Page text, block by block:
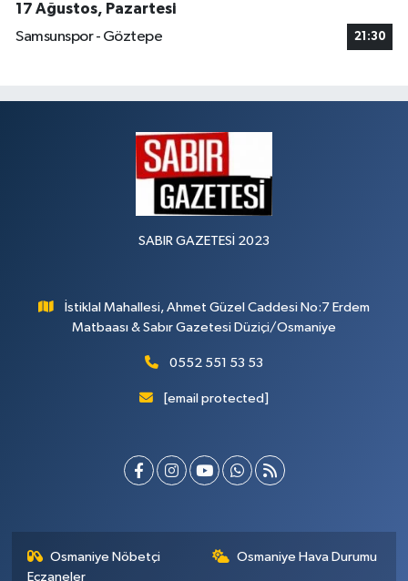
17 Ağustos, Pazartesi
Samsunspor - Göztepe
21:30
SABIR GAZETESİ 2023
İstiklal Mahallesi, Ahmet Güzel Caddesi No:7 Erdem
Matbaası & Sabır Gazetesi Düziçi/Osmaniye
0552 551 53 53
[email protected]
Osmaniye Nöbetçi
Eczaneler
Osmaniye Hava Durumu